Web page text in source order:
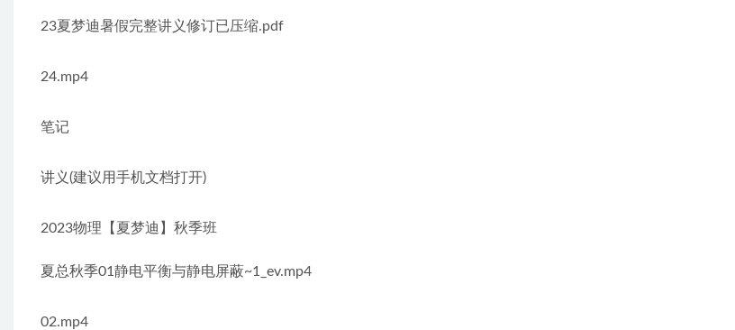
23夏梦迪暑假完整讲义修订已压缩.pdf
24.mp4
笔记
讲义(建议用手机文档打开)
2023物理【夏梦迪】秋季班
夏总秋季01静电平衡与静电屏蔽~1_ev.mp4
02.mp4